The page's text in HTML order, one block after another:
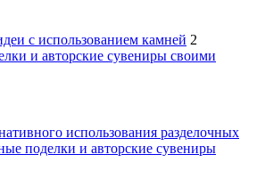
с использованием камней 2
и авторские сувениры своими
использования разделочных
поделки и авторские сувениры